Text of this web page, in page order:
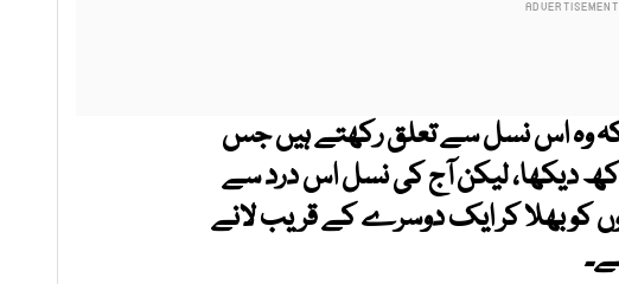
وہ اس نسل سے تعلق رکھتے ہیں جس
دیکھا، لیکن آج کی نسل اس درد سے
کو بھلا کر ایک دوسرے کے قریب لانے